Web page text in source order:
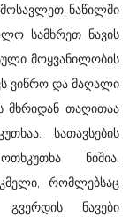
ნაწილში
სამხრეთ ნავის
მოყვანილობის
ვიწრო და მაღალი
მხრიდან თაღითაა
სათავსების
ნიშია.
რომლებსაც
ნავები